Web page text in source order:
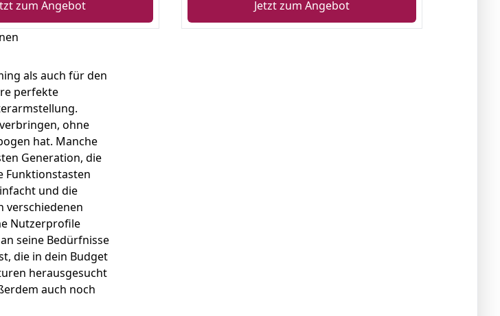
zum Angebot Jetzt zum Angebot
als auch für den
perfekte
ohne
hat. Manche
Generation, die
Funktionstasten
und die
verschiedenen
Nutzerprofile
seine Bedürfnisse
die in dein Budget
herausgesucht
auch noch